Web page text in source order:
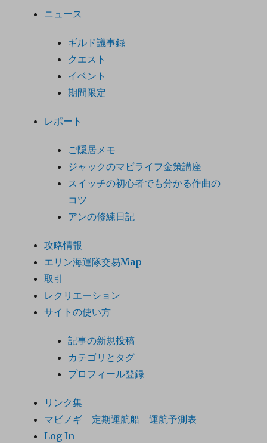
ニュース
ギルド議事録
クエスト
イベント
期間限定
レポート
ご隠居メモ
ジャックのマビライフ金策講座
スイッチの初心者でも分かる作曲の
コツ
アンの修練日記
攻略情報
エリン海運隊交易Map
取引
レクリエーション
サイトの使い方
記事の新規投稿
カテゴリとタグ
プロフィール登録
リンク集
マビノギ 定期運航船 運航予測表
Log In